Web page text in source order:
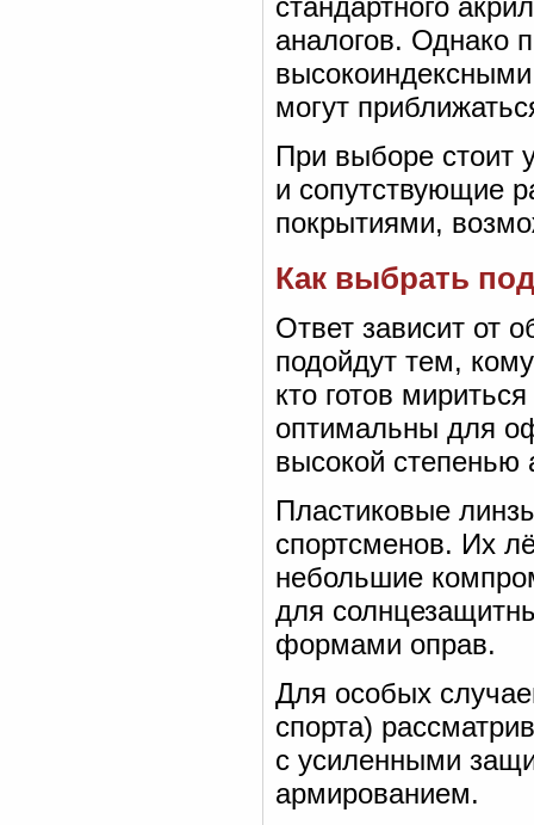
стандартного
аналогов. Однако
могут
При выборе стоит
и сопутствующие
покрытиями,
Как выбрать
Ответ зависит от
подойдут тем,
кто готов
оптимальны для
высокой степенью
Пластиковые
спортсменов. Их
небольшие
для
формами оправ.
Для особых
спорта)
с усиленными
армированием.